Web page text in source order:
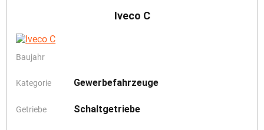
Iveco C
Baujahr
Kategorie Gewerbefahrzeuge
Getriebe Schaltgetriebe